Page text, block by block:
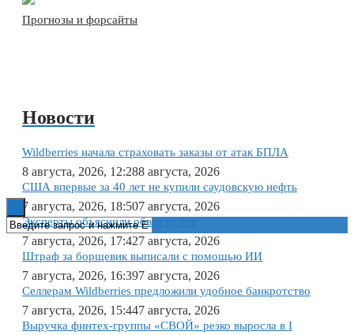
Книги
Прогнозы и форсайты
Новости
Wildberries начала страховать заказы от атак БПЛА
8 августа, 2026, 12:288 августа, 2026
США впервые за 40 лет не купили саудовскую нефть
7 августа, 2026, 18:507 августа, 2026
Эксперты объяснили обвал рубля
7 августа, 2026, 17:427 августа, 2026
Штраф за борщевик выписали с помощью ИИ
7 августа, 2026, 16:397 августа, 2026
Селлерам Wildberries предложили удобное банкротство
7 августа, 2026, 15:447 августа, 2026
Выручка финтех-группы «СВОЙ» резко выросла в I